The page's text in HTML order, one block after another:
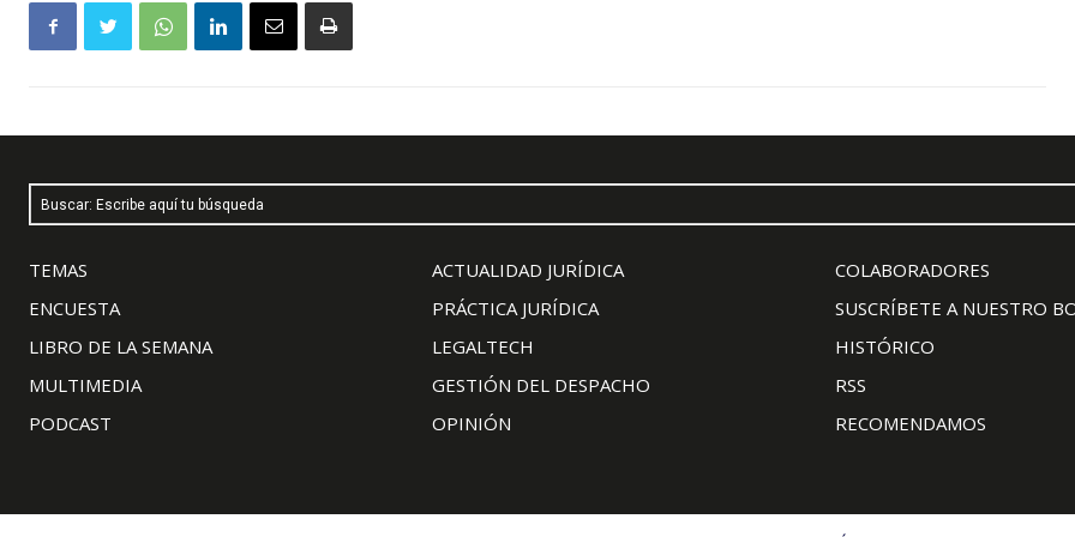
Buscar: Escribe aquí tu búsqueda
TEMAS
ENCUESTA
LIBRO DE LA SEMANA
MULTIMEDIA
PODCAST
ACTUALIDAD JURÍDICA
PRÁCTICA JURÍDICA
LEGALTECH
GESTIÓN DEL DESPACHO
OPINIÓN
COLABORADORES
SUSCRÍBETE A NUESTRO
HISTÓRICO
RSS
RECOMENDAMOS